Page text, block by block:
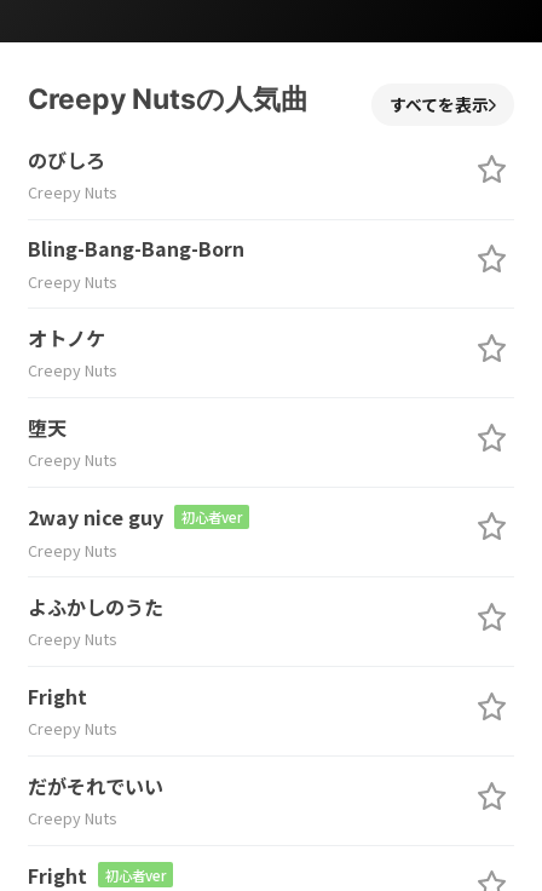
Creepy Nutsの人気曲 すべてを表示
のびしろ
Creepy Nuts
Bling-Bang-Bang-Born
Creepy Nuts
オトノケ
Creepy Nuts
堕天
Creepy Nuts
2way nice guy 初心者ver
Creepy Nuts
よふかしのうた
Creepy Nuts
Fright
Creepy Nuts
だがそれでいい
Creepy Nuts
Fright 初心者ver